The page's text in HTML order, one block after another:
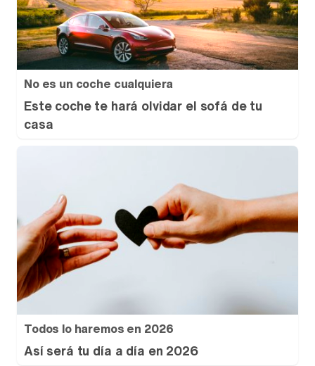
No es un coche cualquiera
Este coche te hará olvidar el sofá de tu
casa
Todos lo haremos en 2026
Así será tu día a día en 2026